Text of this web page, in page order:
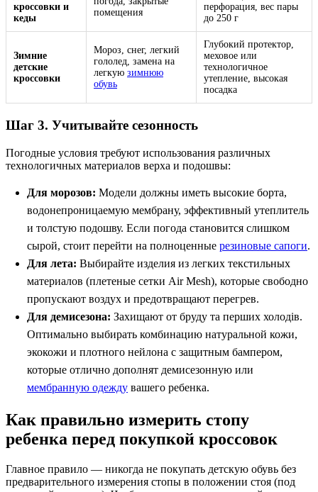
кроссовки и
кеды
помещения
перфорация, вес пары
до 250 г
Зимние
детские
кроссовки
Мороз, снег, легкий
гололед, замена на
легкую зимнюю
обувь
Глубокий протектор,
меховое или
технологичное
утепление, высокая
посадка
Шаг 3. Учитывайте сезонность
Погодные условия требуют использования различных
технологичных материалов верха и подошвы:
Для морозов: Модели должны иметь высокие борта,
водонепроницаемую мембрану, эффективный утеплитель
и толстую подошву. Если погода становится слишком
сырой, стоит перейти на полноценные резиновые сапоги.
Для лета: Выбирайте изделия из легких текстильных
материалов (плетеные сетки Air Mesh), которые свободно
пропускают воздух и предотвращают перегрев.
Для демисезона: Захищают от бруду та перших холодів.
Оптимально выбирать комбинацию натуральной кожи,
экокожи и плотного нейлона с защитным бампером,
которые отлично дополнят демисезонную или
мембранную одежду вашего ребенка.
Как правильно измерить стопу
ребенка перед покупкой кроссовок
Главное правило — никогда не покупать детскую обувь без
предварительного измерения стопы в положении стоя (под